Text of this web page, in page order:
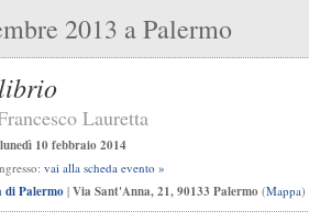
2013 a Palermo
Lauretta
lunedì 10 febbraio 2014
vai alla scheda evento »
di Palermo | Via Sant'Anna, 21, 90133 Palermo (Mappa)